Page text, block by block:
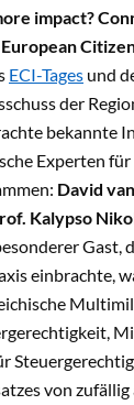
impact?
ECI-Tages und
der
bekannte
Experten für
David
Kalypso
Gast,
einbrachte,
von